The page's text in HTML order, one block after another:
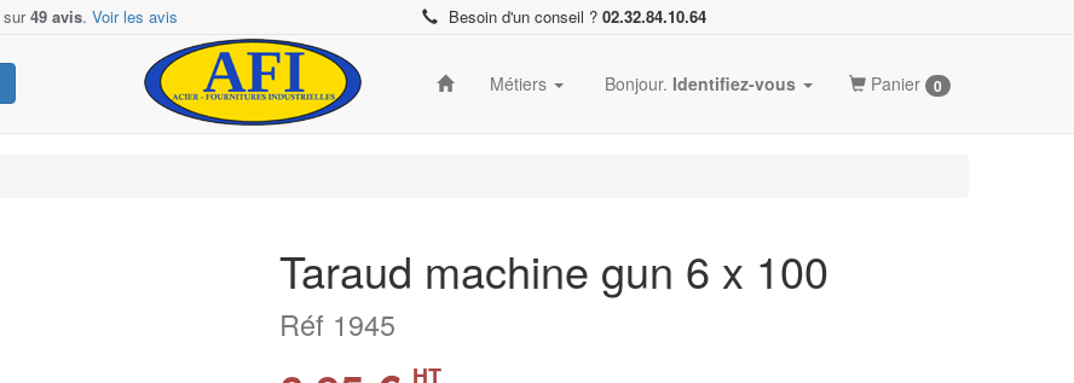
sur49 avis. Voir les avis Besoin d'un conseil ? 02.32.84.10.64
Métiers Bonjour. Identifiez-vous Panier 0
Taraud machine gun 6 x 100
Réf 1945
HT